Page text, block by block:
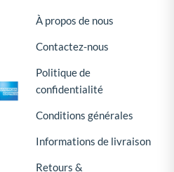
À propos de nous
Contactez-nous
Politique de
confidentialité
Conditions générales
Informations de livraison
Retours &